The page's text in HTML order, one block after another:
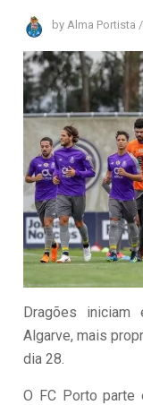
byAlma Portista /
Dragões iniciam
Algarve, mais
dia 28.
O FC Porto parte